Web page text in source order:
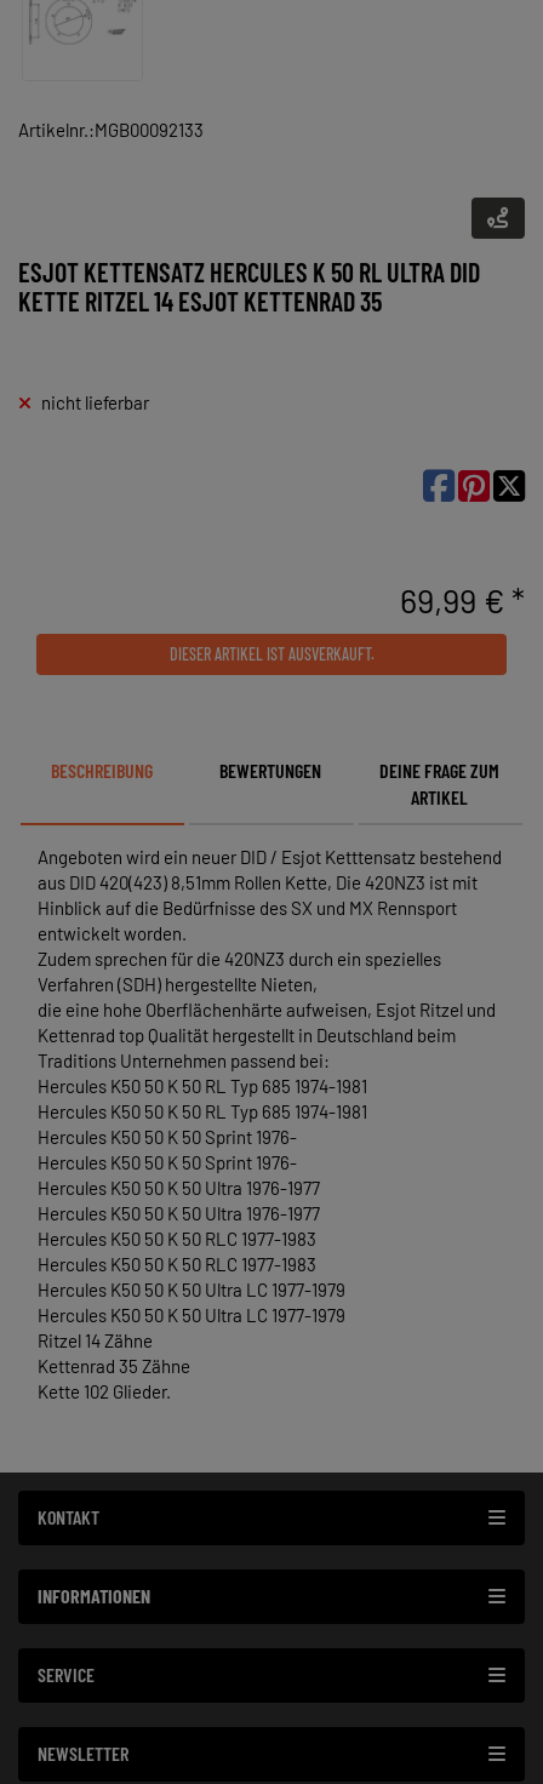
Artikelnr.:MGB00092133
ESJOT KETTENSATZ HERCULES K 50 RL ULTRA DID
KETTE RITZEL 14 ESJOT KETTENRAD 35
nicht lieferbar

69,99 € *
DIESER ARTIKEL IST AUSVERKAUFT.
BESCHREIBUNG BEWERTUNGEN
DEINE FRAGE ZUM
ARTIKEL
Angeboten wird ein neuer DID / Esjot Ketttensatz bestehend
aus DID 420(423) 8,51mm Rollen Kette, Die 420NZ3 ist mit
Hinblick auf die Bedürfnisse des SX und MX Rennsport
entwickelt worden.
Zudem sprechen für die 420NZ3 durch ein spezielles
Verfahren (SDH) hergestellte Nieten,
die eine hohe Oberflächenhärte aufweisen, Esjot Ritzel und
Kettenrad top Qualität hergestellt in Deutschland beim
Traditions Unternehmen passend bei:
Hercules K50 50 K 50 RL Typ 685 1974-1981
Hercules K50 50 K 50 RL Typ 685 1974-1981
Hercules K50 50 K 50 Sprint 1976-
Hercules K50 50 K 50 Sprint 1976-
Hercules K50 50 K 50 Ultra 1976-1977
Hercules K50 50 K 50 Ultra 1976-1977
Hercules K50 50 K 50 RLC 1977-1983
Hercules K50 50 K 50 RLC 1977-1983
Hercules K50 50 K 50 Ultra LC 1977-1979
Hercules K50 50 K 50 Ultra LC 1977-1979
Ritzel 14 Zähne
Kettenrad 35 Zähne
Kette 102 Glieder.
KONTAKT
INFORMATIONEN
SERVICE
NEWSLETTER